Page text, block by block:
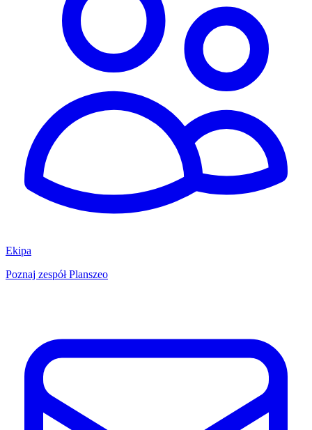
Ekipa
Poznaj zespół Planszeo